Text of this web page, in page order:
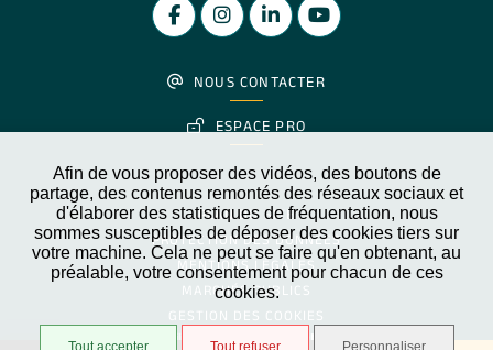
Afin de vous proposer des vidéos, des boutons de
partage, des contenus remontés des réseaux sociaux et
d'élaborer des statistiques de fréquentation, nous
sommes susceptibles de déposer des cookies tiers sur
votre machine. Cela ne peut se faire qu'en obtenant, au
préalable, votre consentement pour chacun de ces
cookies.
Tout accepter Tout refuser Personnaliser
NOUS CONTACTER
ESPACE PRO
Accessibilité Partiellement conforme
PLAN DU SITE
PROTECTION DES DONNÉES
MENTIONS LÉGALES
MARCHÉS PUBLICS
GESTION DES COOKIES